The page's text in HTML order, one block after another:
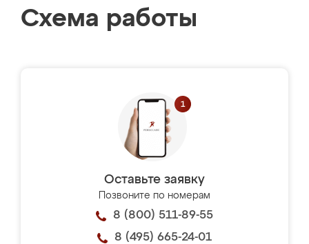
Схема работы
Оставьте заявку
Позвоните по номерам
8 (800) 511-89-55
8 (495) 665-24-01